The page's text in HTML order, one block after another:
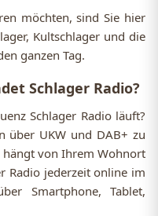
möchten, sind Sie hier
Kultschlager und die
ganzen Tag.
Schlager Radio?
Schlager Radio läuft?
über UKW und DAB+ zu
hängt von Ihrem Wohnort
Radio jederzeit online im
Smartphone, Tablet,